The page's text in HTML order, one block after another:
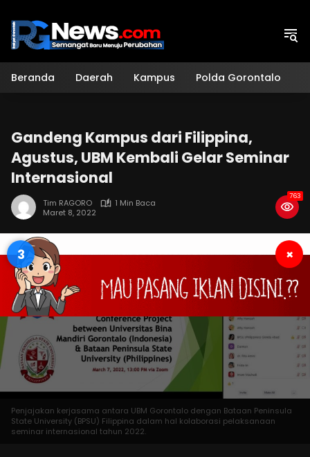
konten
Beranda Daerah Kampus Polda Gorontalo
Gandeng Kampus dari Filippina,
Agustus, UBM Kembali Gelar Seminar
Internasional
Tim RAGORO
1 Min Baca
Maret 8, 2022
763
3 ×
Penjajakan kerjasama antara UBM Gorontalo dengan Bataan Peninsula
State University (BPSU) Filippina dalam hal kolaborasi pelaksanaan
seminar internasional tahun 2022.